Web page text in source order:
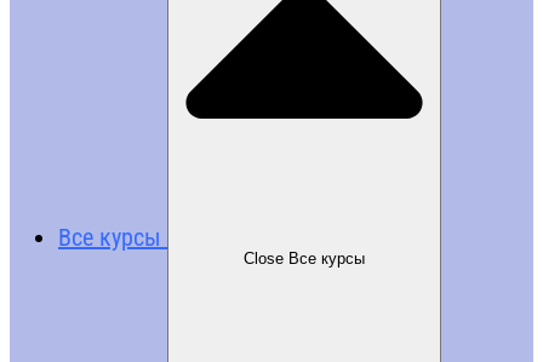
Все курсы
Close Все курсы